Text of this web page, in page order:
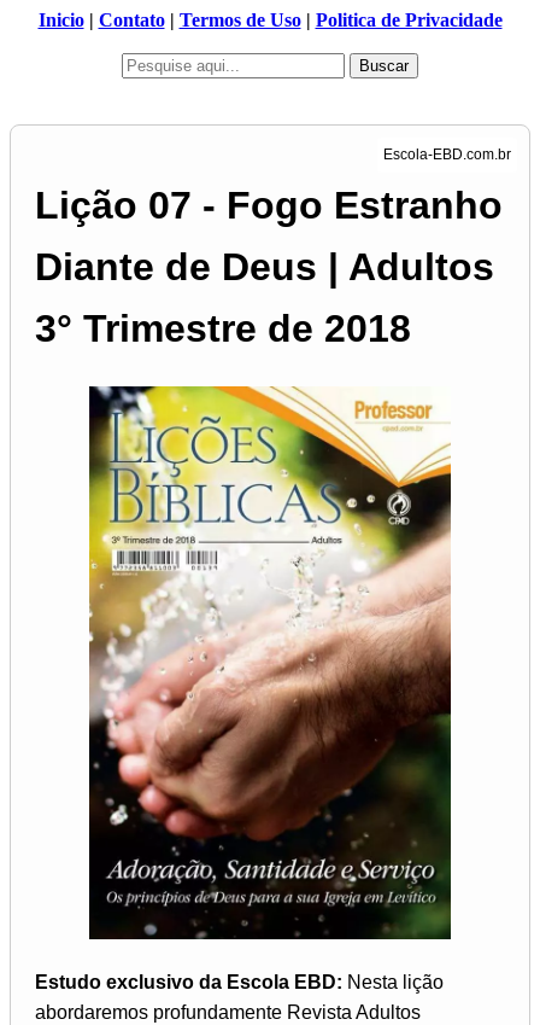
Inicio| Contato| Termos de Uso| Politica de Privacidade
Buscar
Lição 07 - Fogo Estranho
Diante de Deus | Adultos
3° Trimestre de 2018
Estudo exclusivo da Escola EBD: Nesta lição
abordaremos profundamente Revista Adultos